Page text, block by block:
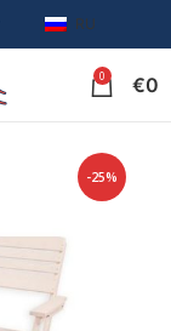
RU
0 €0
-25%